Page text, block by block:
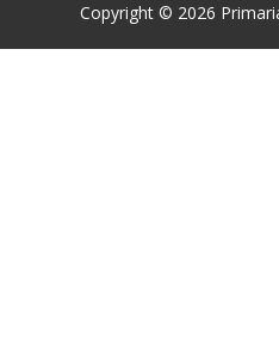
Copyright © 2026